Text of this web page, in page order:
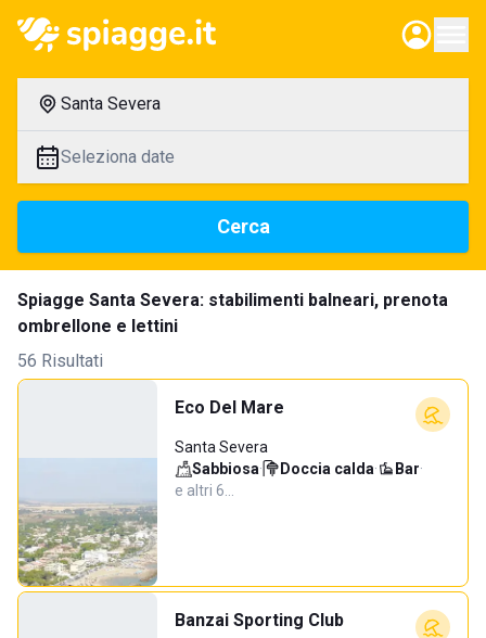
Santa Severa
Seleziona date
Cerca
Spiagge Santa Severa: stabilimenti balneari, prenota
ombrellone e lettini
56 Risultati
Eco Del Mare
Santa Severa
Sabbiosa· Doccia calda· Bar·
e altri 6…
Banzai Sporting Club